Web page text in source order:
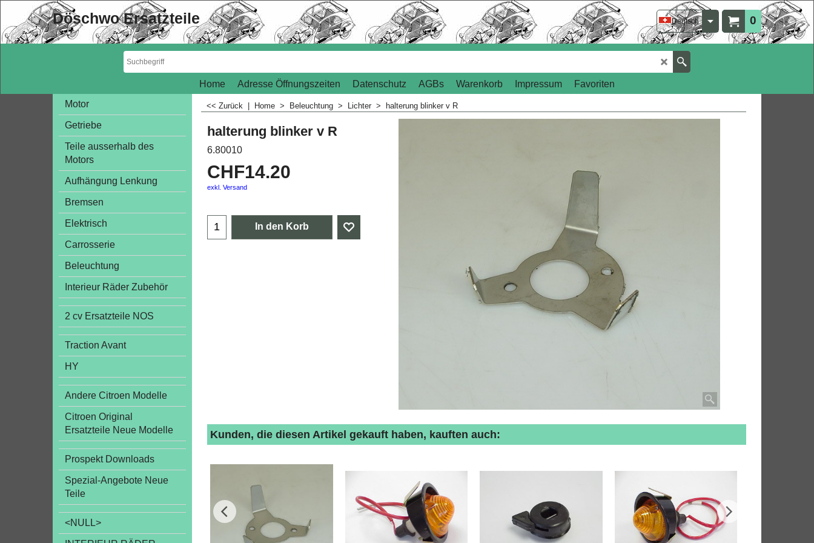
0
Deutsch
Döschwo Ersatzteile
Home Adresse Öffnungszeiten Datenschutz AGBs Warenkorb Impressum
Favoriten
Motor
Getriebe
Teile ausserhalb des
Motors
Aufhängung Lenkung
Bremsen
Elektrisch
Carrosserie
Beleuchtung
Interieur Räder Zubehör
2 cv Ersatzteile NOS
Traction Avant
HY
Andere Citroen Modelle
Citroen Original
Ersatzteile Neue Modelle
Prospekt Downloads
Spezial-Angebote Neue
Teile
<NULL>
<< Zurück Home > Beleuchtung > Lichter > halterung blinker v R
halterung blinker v R
6.80010
CHF14.20
exkl. Versand
In den Korb
Kunden, die diesen Artikel gekauft haben, kauften auch: